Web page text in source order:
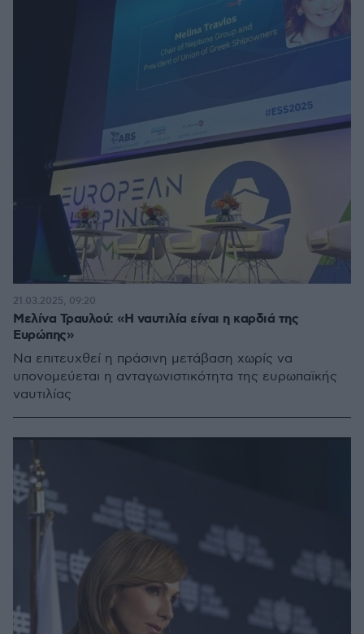
Μελίνα Τραυλού: «Η ναυτιλία είναι η καρδιά της
Ευρώπης»
Να επιτευχθεί η πράσινη μετάβαση χωρίς να
υπονομεύεται η ανταγωνιστικότητα της ευρωπαϊκής
ναυτιλίας
21.03.2025, 09:20